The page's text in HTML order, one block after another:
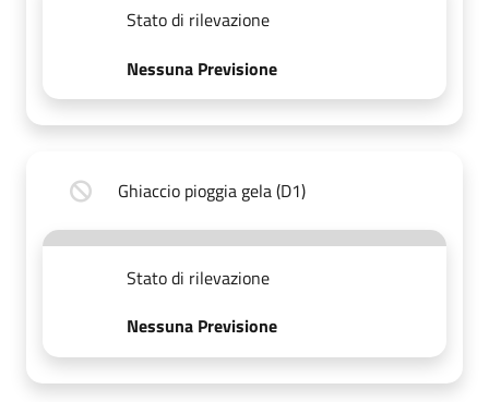
Stato di rilevazione
Nessuna Previsione
Ghiaccio pioggia gela (D1)
Stato di rilevazione
Nessuna Previsione